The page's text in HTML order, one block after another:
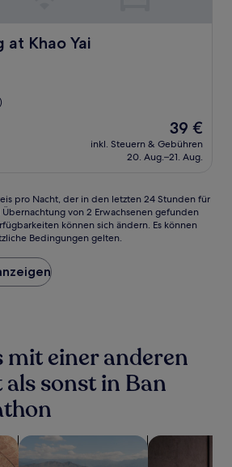
at Khao Yai
Yai
Der
Preis
beträgt
39 €
inkl. Steuern & Gebühren
20. Aug.–21. Aug.
pro Nacht, der in den letzten 24 Stunden für
von 2 Erwachsenen gefunden
können sich ändern. Es können
Bedingungen gelten.
mit einer anderen
sonst in Ban
mit Wellness vor Ort
Suche nach Unterkünften mit Pool
Suche nach